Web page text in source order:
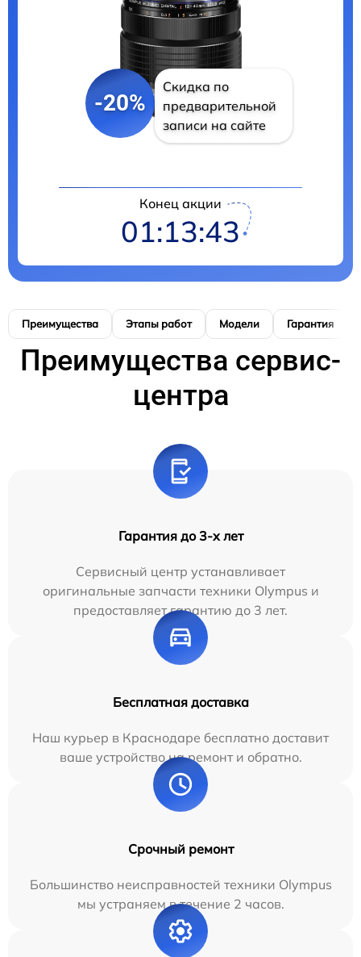
-20%
Скидка по
предварительной
записи на сайте
Конец акции
01:13:42
Преимущества Этапы работ Модели Гарантия
Преимущества сервис-
центра
Гарантия до 3-х лет
Сервисный центр устанавливает
оригинальные запчасти техники Olympus и
предоставляет гарантию до 3 лет.
Бесплатная доставка
Наш курьер в Краснодаре бесплатно доставит
ваше устройство на ремонт и обратно.
Срочный ремонт
Большинство неисправностей техники Olympus
мы устраняем в течение 2 часов.